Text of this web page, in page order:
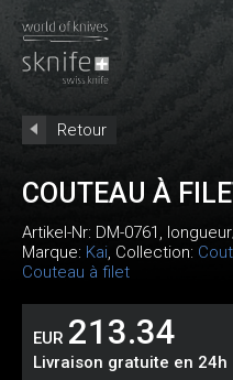
Retour
COUTEAU À
Artikel-Nr: DM-0761 ,
Marque: Kai, Collection:
Couteau à filet
EUR 213.34
Livraison gratuite en 24h